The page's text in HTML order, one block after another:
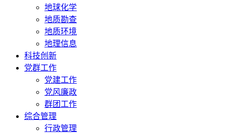
地球化学
地质勘查
地质环境
地理信息
科技创新
党群工作
党建工作
党风廉政
群团工作
综合管理
行政管理